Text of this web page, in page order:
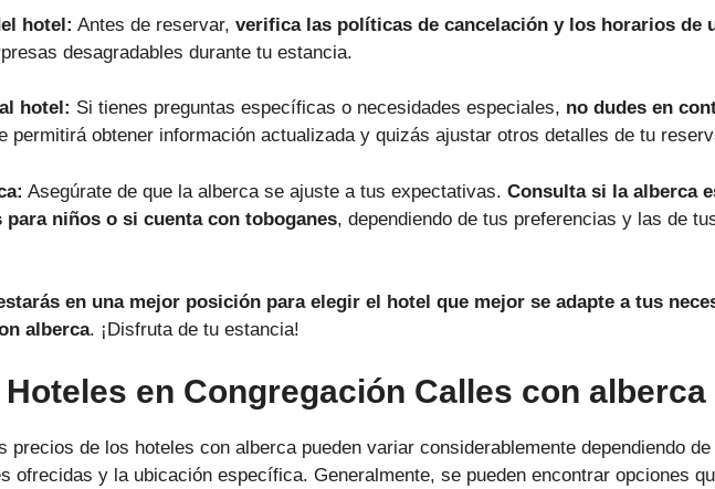
hotel: Antes de reservar, verifica las políticas de cancelación y los horarios de
desagradables durante tu estancia.
hotel: Si tienes preguntas específicas o necesidades especiales, no dudes en
permitirá obtener información actualizada y quizás ajustar otros detalles de tu
Asegúrate de que la alberca se ajuste a tus expectativas. Consulta si la alberca
niños o si cuenta con toboganes, dependiendo de tus preferencias y las de
en una mejor posición para elegir el hotel que mejor se adapte a tus
alberca. ¡Disfruta de tu estancia!
en Congregación Calles con alberca
precios de los hoteles con alberca pueden variar considerablemente dependiendo de
ofrecidas y la ubicación específica. Generalmente, se pueden encontrar opciones